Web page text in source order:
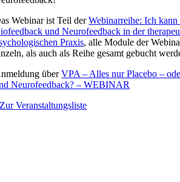
Webinar ist Teil derWebinarreihe: Ich
und Neurofeedback in der
Praxis, alle Module der
als auch als Reihe gesamt gebucht
überVPA – Alles nur Placebo –
Neurofeedback? – WEBINAR
Zur Veranstaltungsliste